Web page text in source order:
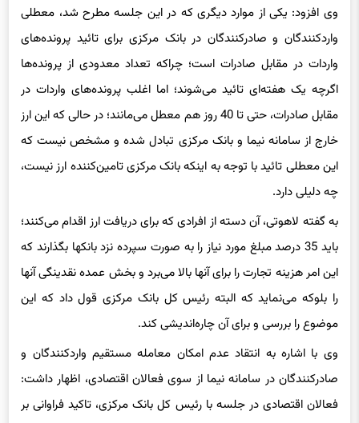
وی افزود: یکی از موارد دیگری که در این جلسه مطرح شد، معطلی
واردکنندگان و صادرکنندگان در بانک مرکزی برای تائید پرونده‌های
واردات در مقابل صادرات است؛ چراکه تعداد معدودی از پرونده‌ها
اگرچه یک هفته‌ای تائید می‌شوند؛ اما اغلب پرونده‌های واردات در
مقابل صادرات، حتی تا 40 روز هم معطل می‌مانند؛ در حالی که این ارز
خارج از سامانه نیما و بانک مرکزی تبادل شده و مشخص نیست که
این معطلی تائید با توجه به اینکه بانک مرکزی تامین‌کننده ارز نیست،
چه دلیلی دارد.
به گفته لاهوتی، آن دسته از افرادی که برای دریافت ارز اقدام می‌کنند؛
باید 35 درصد مبلغ مورد نیاز را به صورت سپرده نزد بانکها بگذارند که
این امر هزینه تجارت را برای آنها بالا می‌برد و بخش عمده نقدینگی آنها
را بلوکه می‌نماید که البته رئیس کل بانک مرکزی قول داد که این
موضوع را بررسی و برای آن چاره‌اندیشی کند.
وی با اشاره به انتقاد عدم امکان معامله مستقیم واردکنندگان و
صادرکنندگان در سامانه نیما از سوی فعالان اقتصادی، اظهار داشت:
فعالان اقتصادی در جلسه با رئیس کل بانک مرکزی، تاکید فراوانی بر